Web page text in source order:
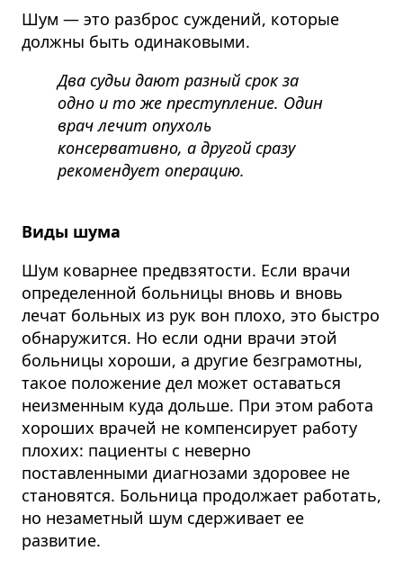
Шум — это разброс суждений, которые
должны быть одинаковыми.
Два судьи дают разный срок за
одно и то же преступление. Один
врач лечит опухоль
консервативно, а другой сразу
рекомендует операцию.
Виды шума
Шум коварнее предвзятости. Если врачи
определенной больницы вновь и вновь
лечат больных из рук вон плохо, это быстро
обнаружится. Но если одни врачи этой
больницы хороши, а другие безграмотны,
такое положение дел может оставаться
неизменным куда дольше. При этом работа
хороших врачей не компенсирует работу
плохих: пациенты с неверно
поставленными диагнозами здоровее не
становятся. Больница продолжает работать,
но незаметный шум сдерживает ее
развитие.